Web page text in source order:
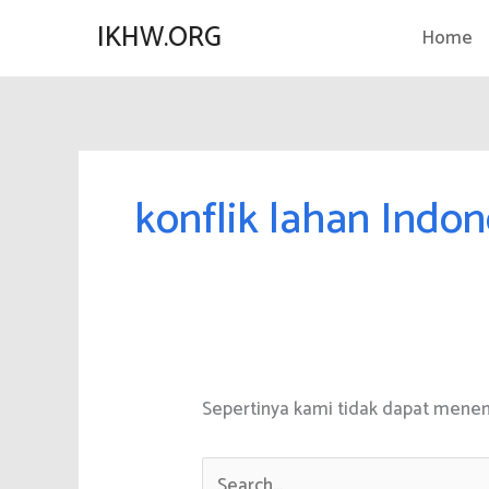
konten
IKHW.ORG Home
konflik lahan
Sepertinya kami tidak dapat